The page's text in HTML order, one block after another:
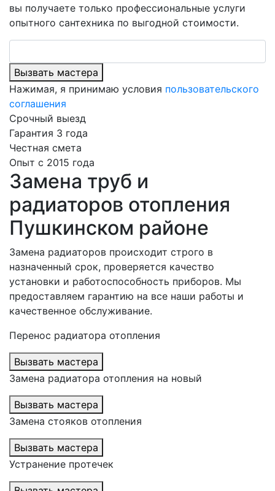
вы получаете только профессиональные услуги
опытного сантехника по выгодной стоимости.
Вызвать мастера
Нажимая, я принимаю условия пользовательского
соглашения
Срочный выезд
Гарантия 3 года
Честная смета
Опыт с 2015 года
Замена труб и
радиаторов отопления
Пушкинском районе
Замена радиаторов происходит строго в
назначенный срок, проверяется качество
установки и работоспособность приборов. Мы
предоставляем гарантию на все наши работы и
качественное обслуживание.
Перенос радиатора отопления
Вызвать мастера
Замена радиатора отопления на новый
Вызвать мастера
Замена стояков отопления
Вызвать мастера
Устранение протечек